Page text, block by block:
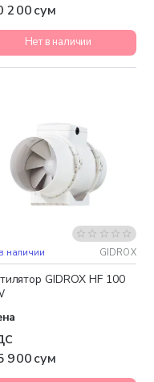
200 сум
Нет в наличии
наличии GIDROX
GIDROX HF 100
900 сум